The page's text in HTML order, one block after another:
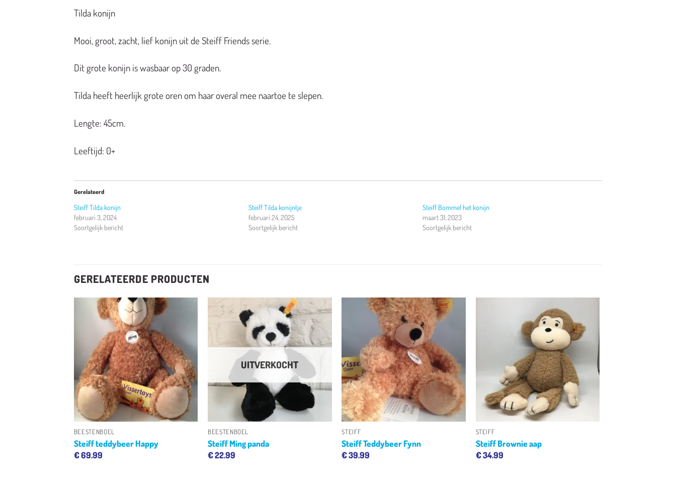
Tilda konijn
Mooi, groot, zacht, lief konijn uit de Steiff Friends serie.
Dit grote konijn is wasbaar op 30 graden.
Tilda heeft heerlijk grote oren om haar overal mee naartoe te slepen.
Lengte: 45cm.
Leeftijd: 0+
Gerelateerd
Steiff Tilda konijn
februari 3, 2024
Soortgelijk bericht
Steiff Tilda konijntje
februari 24, 2025
Soortgelijk bericht
Steiff Bommel het konijn
maart 31, 2023
Soortgelijk bericht
GERELATEERDE PRODUCTEN
Toevoegen
aan
verlanglijst
BEESTENBOEL
Steiff teddybeer Happy
€69.99
Toevoegen
aan
verlanglijst
UITVERKOCHT
BEESTENBOEL
Steiff Ming panda
€22.99
Toevoegen
verlanglijst
+
STEIFF
Steiff Teddybeer Fynn
€39.99
Toevoegen
aan
verlanglijst
+
STEIFF
Steiff Brownie aap
€34.99